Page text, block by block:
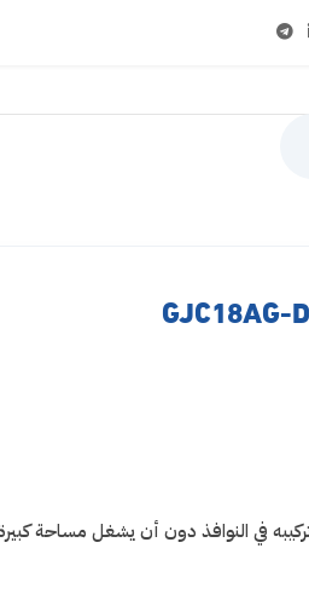
في النوافذ دون أن يشغل مساحة